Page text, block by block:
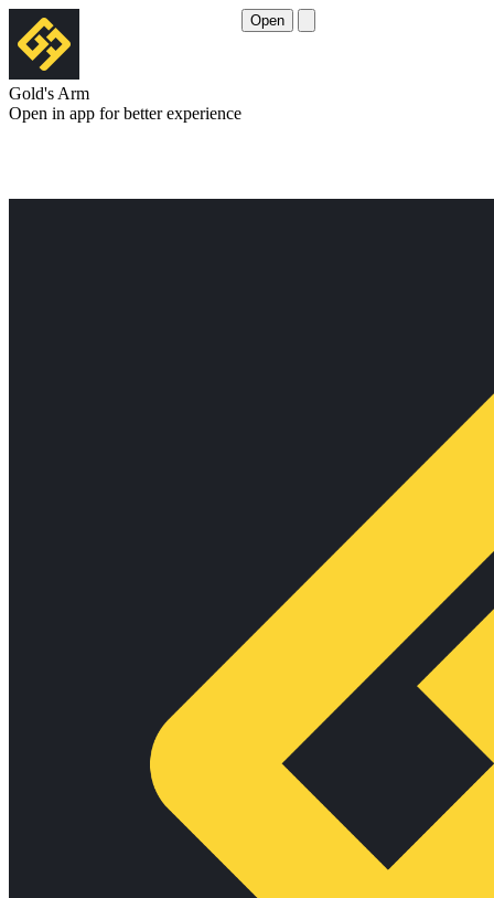
Gold's Arm
Open in app for better experience
Open